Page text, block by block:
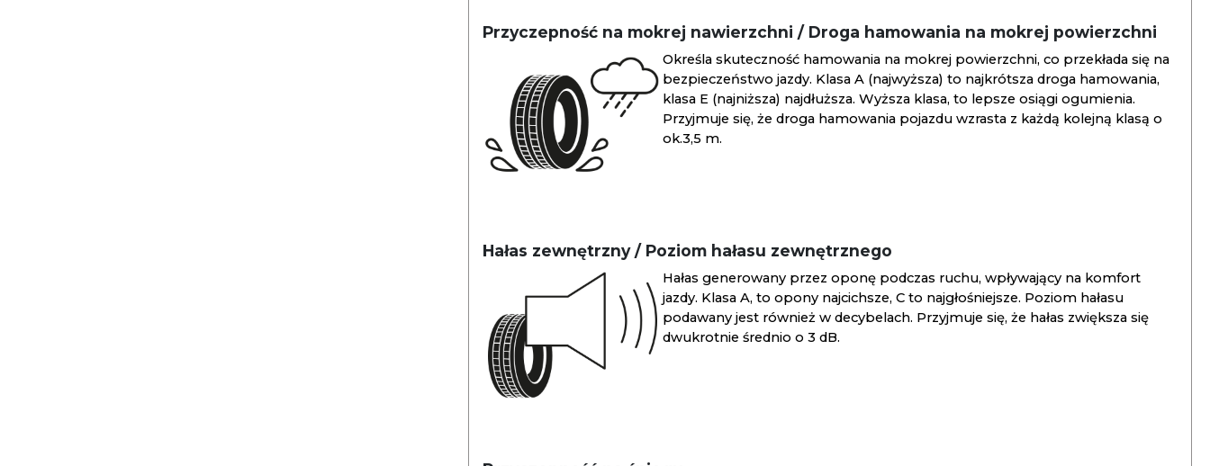
Przyczepność na mokrej nawierzchni / Droga hamowania na mokrej powierzchni
Określa skuteczność hamowania na mokrej powierzchni, co przekłada się na
bezpieczeństwo jazdy. Klasa A (najwyższa) to najkrótsza droga hamowania,
klasa E (najniższa) najdłuższa. Wyższa klasa, to lepsze osiągi ogumienia.
Przyjmuje się, że droga hamowania pojazdu wzrasta z każdą kolejną klasą o
ok.3,5 m.
Hałas zewnętrzny / Poziom hałasu zewnętrznego
Hałas generowany przez oponę podczas ruchu, wpływający na komfort
jazdy. Klasa A, to opony najcichsze, C to najgłośniejsze. Poziom hałasu
podawany jest również w decybelach. Przyjmuje się, że hałas zwiększa się
dwukrotnie średnio o 3 dB.